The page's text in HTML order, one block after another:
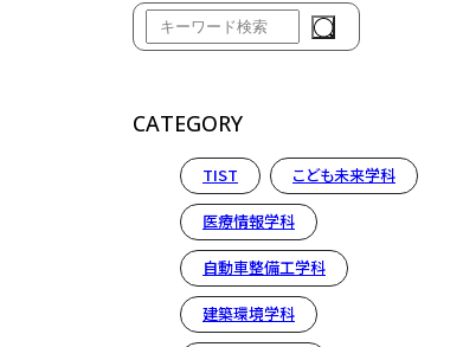
CATEGORY
TIST こども未来学科
医療情報学科
自動車整備工学科
建築環境学科